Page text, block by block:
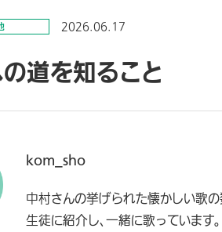
2026.06.17
道を知ること
kom_sho
中村さんの挙げられた懐かしい歌
生徒に紹介し、一緒に歌っています。